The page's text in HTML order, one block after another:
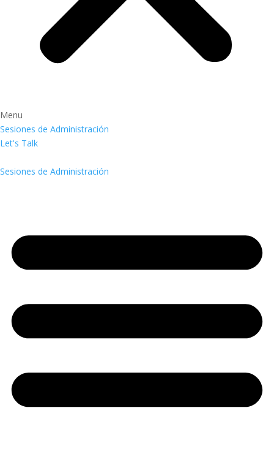
Menu
Sesiones de Administración
Let's Talk
Sesiones de Administración